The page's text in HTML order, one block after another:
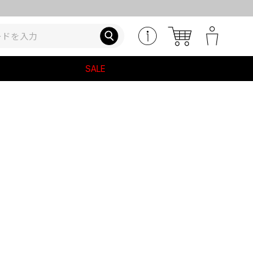
SALE